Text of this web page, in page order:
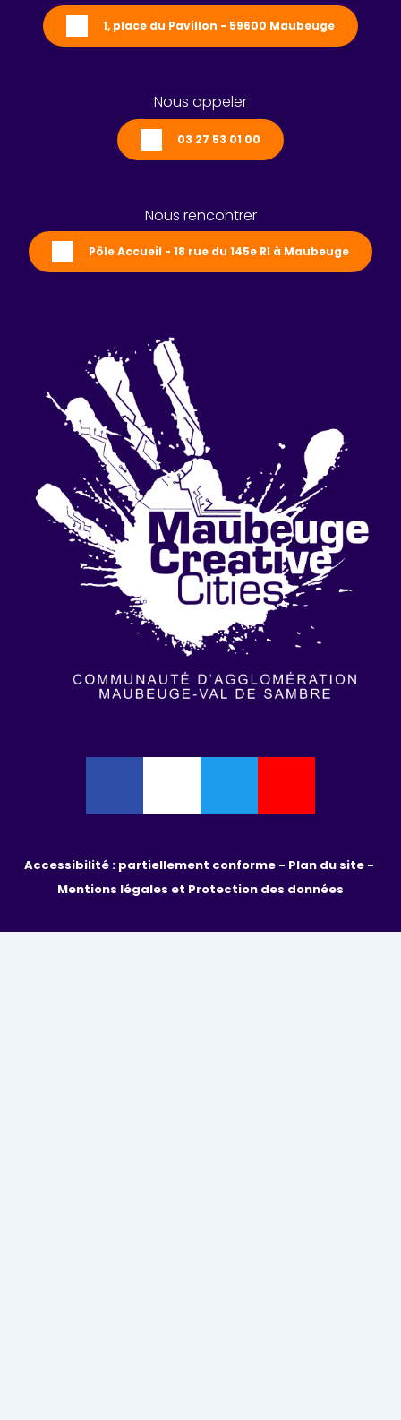
1, place du Pavillon - 59600 Maubeuge
Nous appeler
03 27 53 01 00
Nous rencontrer
Pôle Accueil - 18 rue du 145e RI à Maubeuge
Accessibilité : partiellement conforme -
Mentions légales et Protection des données